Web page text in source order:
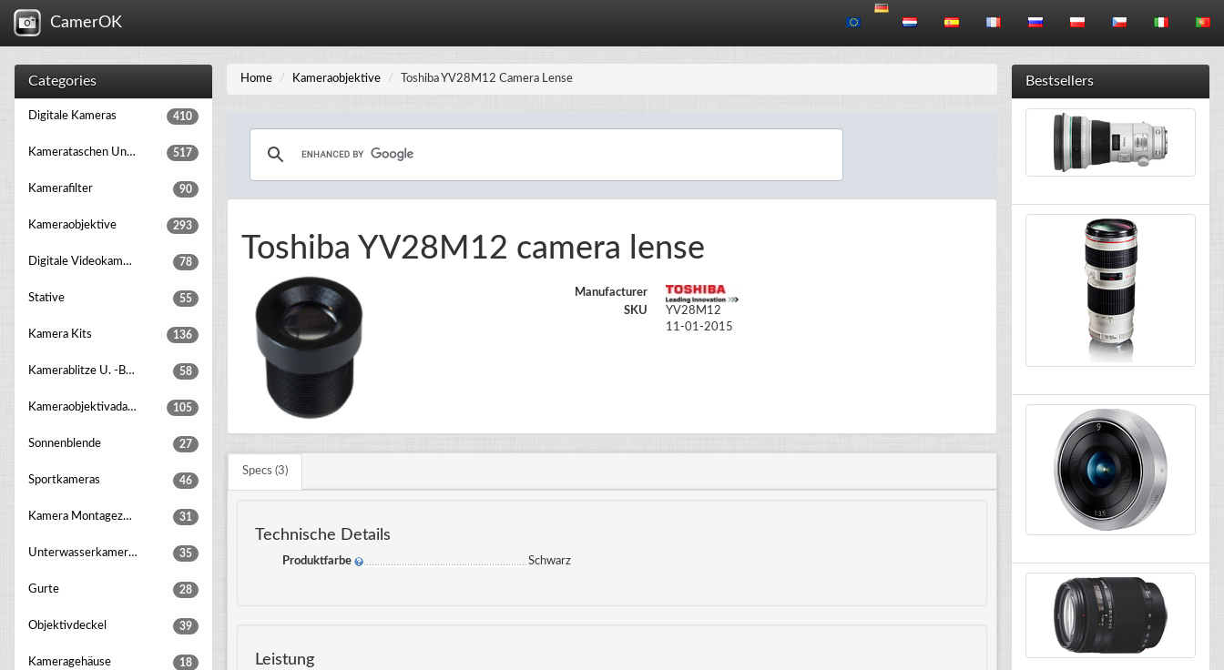
CamerOK
Home Kameraobjektive Toshiba YV28M12 Camera Lense
Toshiba YV28M12 camera lense
Manufacturer
SKU
YV28M12
11-01-2015
Specs (3)
Technische Details
Produktfarbe Schwarz
Leistung
Categories
Digitale Kameras 410
Kamerataschen Und Rucksäcke 517
Kamerafilter 90
Kameraobjektive 293
Digitale Videokameras 78
Stative 55
Kamera Kits 136
Kamerablitze U. -beleuchtung 58
Kameraobjektivadapter 105
Sonnenblende 27
Sportkameras 46
Kamera Montagezubehör 31
Unterwasserkameragehaeuse 35
Gurte 28
Objektivdeckel 39
Kameragehäuse 18
Bestsellers